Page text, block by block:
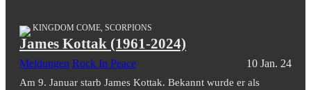
KINGDOM COME, SCORPIONS
James Kottak (1961-2024)
Meldungen Rock In Peace 10 Jan. 24
Am 9. Januar starb James Kottak. Bekannt wurde er als